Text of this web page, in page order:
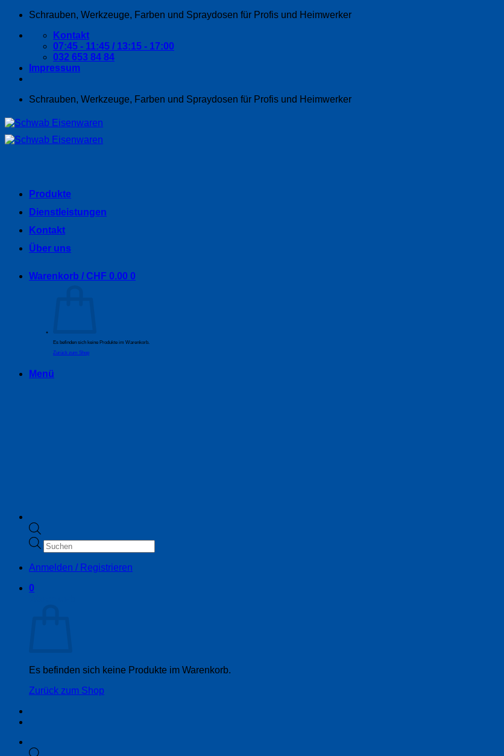
Zum
springen
Schrauben, Werkzeuge, Farben und Spraydosen für Profis und Heimwerker
Kontakt
07:45 - 11:45 / 13:15 - 17:00
032 653 84 84
Impressum
Schrauben, Werkzeuge, Farben und Spraydosen für Profis und Heimwerker
Products
search
Anmelden / Registrieren
0
Es befinden sich keine Produkte im Warenkorb.
Zurück zum Shop
Produkte
Dienstleistungen
Kontakt
Über uns
Warenkorb / CHF 0.00 0
Es befinden sich keine Produkte im Warenkorb.
Zurück zum Shop
Menü